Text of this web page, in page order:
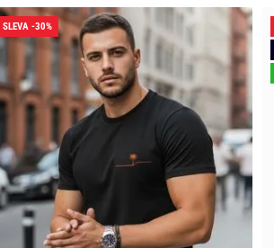
SLEVA -30%